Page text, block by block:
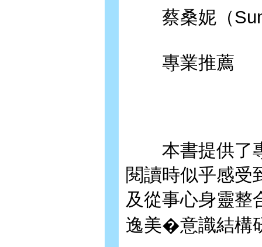
蔡桑妮（
專業推薦
本書提供了專
閱讀時似乎感受
及從事心身靈
逸美�意識結構